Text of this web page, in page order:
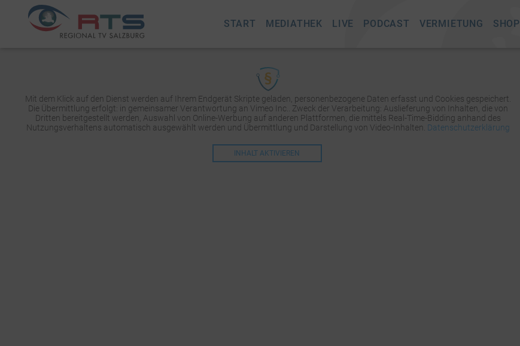
START MEDIATHEK LIVE PODCAST VERMIETUNG SHOP
Mit dem Klick auf den Dienst werden auf Ihrem Endgerät Skripte geladen, personenbezogene Daten erfasst und Cookies gespeichert.
Die Übermittlung erfolgt: in gemeinsamer Verantwortung an Vimeo Inc.. Zweck der Verarbeitung: Auslieferung von Inhalten, die von
Dritten bereitgestellt werden, Auswahl von Online-Werbung auf anderen Plattformen, die mittels Real-Time-Bidding anhand des
Nutzungsverhaltens automatisch ausgewählt werden und Übermittlung und Darstellung von Video-Inhalten. Datenschutzerklärung
INHALT AKTIVIEREN